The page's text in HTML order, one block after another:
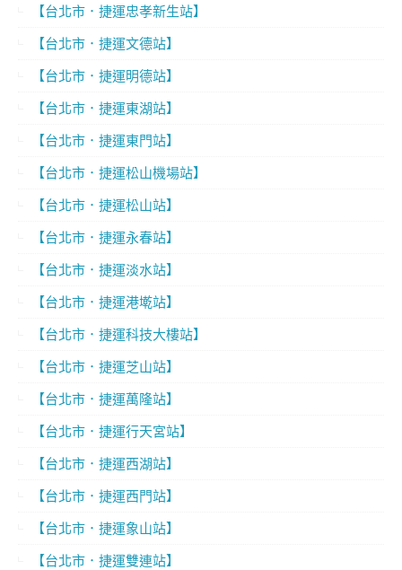
【台北市．捷運忠孝新生站】
【台北市．捷運文德站】
【台北市．捷運明德站】
【台北市．捷運東湖站】
【台北市．捷運東門站】
【台北市．捷運松山機場站】
【台北市．捷運松山站】
【台北市．捷運永春站】
【台北市．捷運淡水站】
【台北市．捷運港墘站】
【台北市．捷運科技大樓站】
【台北市．捷運芝山站】
【台北市．捷運萬隆站】
【台北市．捷運行天宮站】
【台北市．捷運西湖站】
【台北市．捷運西門站】
【台北市．捷運象山站】
【台北市．捷運雙連站】